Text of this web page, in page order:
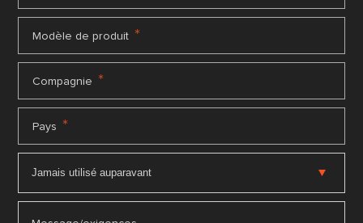
Modèle de produit *
Compagnie *
Pays *